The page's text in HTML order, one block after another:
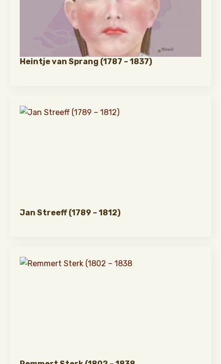
Heintje van Sprang (1787 – 1837)
Jan Streeff (1789 – 1812)